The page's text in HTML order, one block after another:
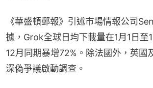
《華盛頓郵報》引述市場情報公司
據，Grok全球日均下載量在1月1日至
12月同期暴增72%。除法國外，英國
深偽爭議啟動調查。